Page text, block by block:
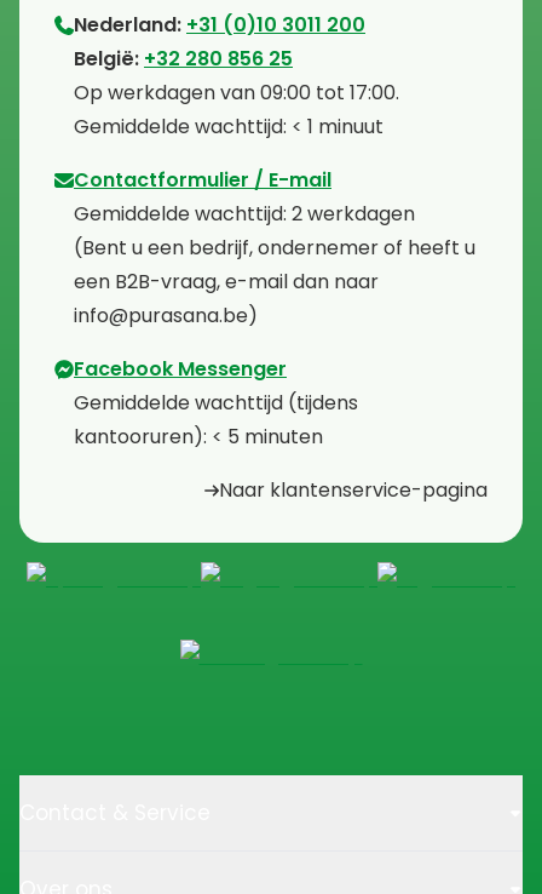
Nederland: +31 (0)10 3011 200
⁠België: +32 280 856 25
⁠⁠Op werkdagen van 09:00 tot 17:00.
⁠Gemiddelde wachttijd: < 1 minuut
Contactformulier / E-mail
⁠Gemiddelde wachttijd: 2 werkdagen
⁠(Bent u een bedrijf, ondernemer of heeft u
een B2B-vraag, e-mail dan naar
info@purasana.be)
Facebook Messenger
⁠Gemiddelde wachttijd (tijdens
kantooruren): < 5 minuten
Naar klantenservice-pagina